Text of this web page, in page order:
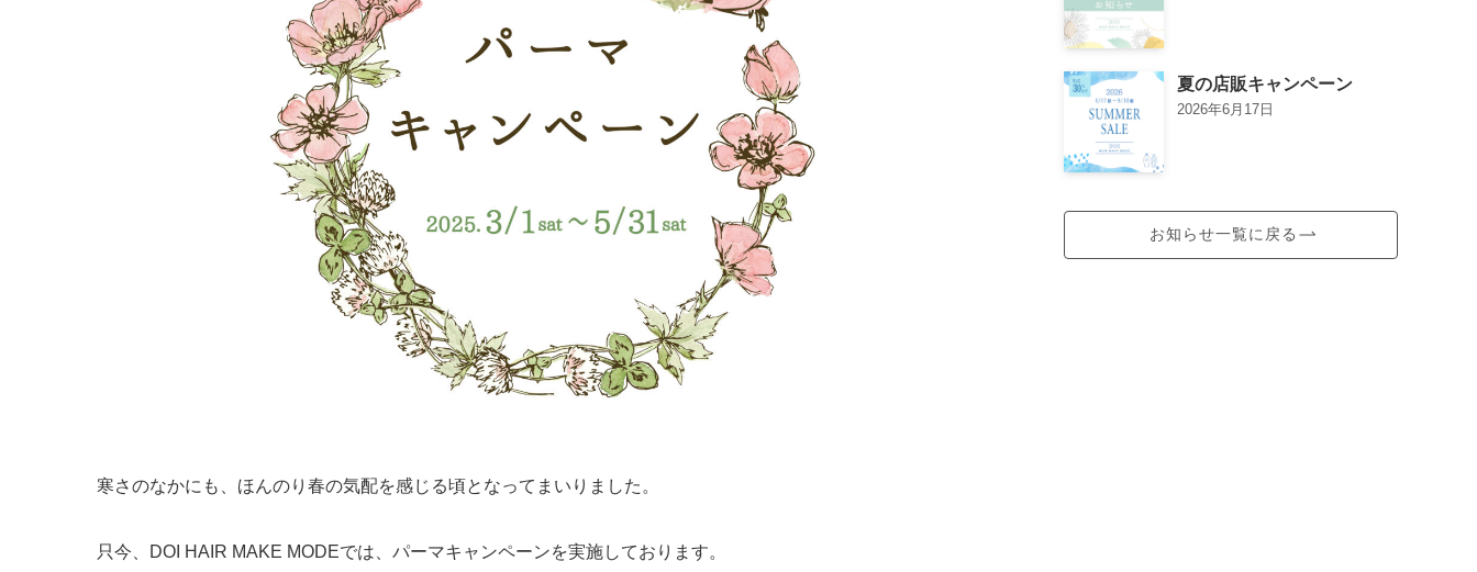
寒さのなかにも、ほんのり春の気配を感じる頃となってまいりました。
只今、DOI HAIR MAKE MODEでは、パーマキャンペーンを実施しております。
夏の店販キャンペーン
2026年6月17日
お知らせ一覧に戻る